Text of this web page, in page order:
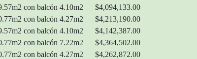
con balcón 4.10m2 $4,094,133.00
con balcón 4.27m2 $4,213,190.00
con balcón 4.10m2 $4,142,387.00
con balcón 7.22m2 $4,364,502.00
con balcón 4.27m2 $4,262,872.00